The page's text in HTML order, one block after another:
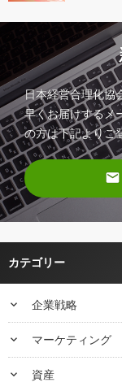
日本経営合理化協
早くお届けするメ
の方は下記よりご
email
カテゴリー
keyboard_arrow_down 企業戦略
keyboard_arrow_down マーケティング
keyboard_arrow_down 資産